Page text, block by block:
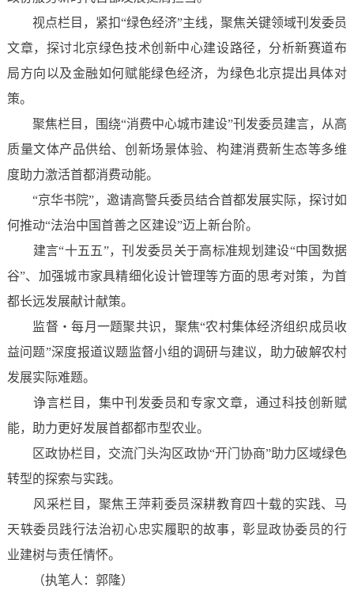
视点栏目，紧扣“绿色经济”主线，聚焦关键领域刊发委员
文章，探讨北京绿色技术创新中心建设路径，分析新赛道布
局方向以及金融如何赋能绿色经济，为绿色北京提出具体对
策。
聚焦栏目，围绕“消费中心城市建设”刊发委员建言，从高
质量文体产品供给、创新场景体验、构建消费新生态等多维
度助力激活首都消费动能。
“京华书院”，邀请高警兵委员结合首都发展实际，探讨如
何推动“法治中国首善之区建设”迈上新台阶。
建言“十五五”，刊发委员关于高标准规划建设“中国数据
谷”、加强城市家具精细化设计管理等方面的思考对策，为首
都长远发展献计献策。
监督・每月一题聚共识，聚焦“农村集体经济组织成员收
益问题”深度报道议题监督小组的调研与建议，助力破解农村
发展实际难题。
诤言栏目，集中刊发委员和专家文章，通过科技创新赋
能，助力更好发展首都都市型农业。
区政协栏目，交流门头沟区政协“开门协商”助力区域绿色
转型的探索与实践。
风采栏目，聚焦王萍莉委员深耕教育四十载的实践、马
天轶委员践行法治初心忠实履职的故事，彰显政协委员的行
业建树与责任情怀。
（执笔人：郭隆）